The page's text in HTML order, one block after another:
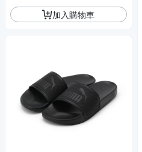
加入購物車